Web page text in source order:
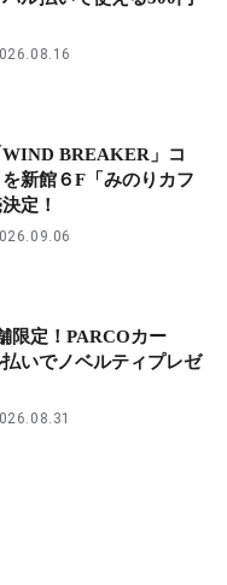
BREAKER」コ
新館６F「みのりカフ
定！
限定！PARCOカー
払いでノベルティプレゼ